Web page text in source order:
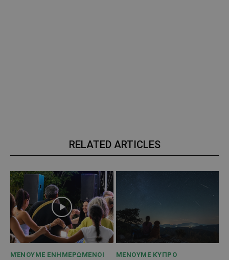
RELATED ARTICLES
ΜΈΝΟΥΜΕ ΕΝΗΜΕΡΩΜΈΝΟΙ ΜΈΝΟΥΜΕ ΚΎΠΡΟ